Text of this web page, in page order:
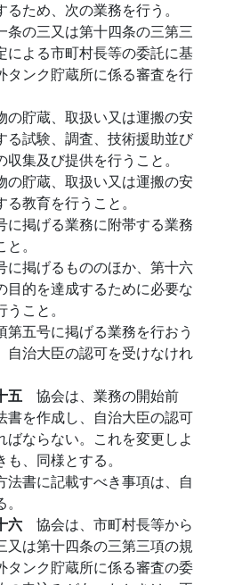
るため、次の業務を行う。
条の三又は第十四条の三第三
による市町村長等の委託に基
タンク貯蔵所に係る審査を行
の貯蔵、取扱い又は運搬の安
る試験、調査、技術援助並び
収集及び提供を行うこと。
の貯蔵、取扱い又は運搬の安
る教育を行うこと。
に掲げる業務に附帯する業務
。
に掲げるもののほか、第十六
目的を達成するために必要な
こと。
第五号に掲げる業務を行おう
自治大臣の認可を受けなけれ
五 協会は、業務の開始前
書を作成し、自治大臣の認可
ばならない。これを変更しよ
も、同様とする。
法書に記載すべき事項は、自
六 協会は、市町村長等から
又は第十四条の三第三項の規
タンク貯蔵所に係る審査の委